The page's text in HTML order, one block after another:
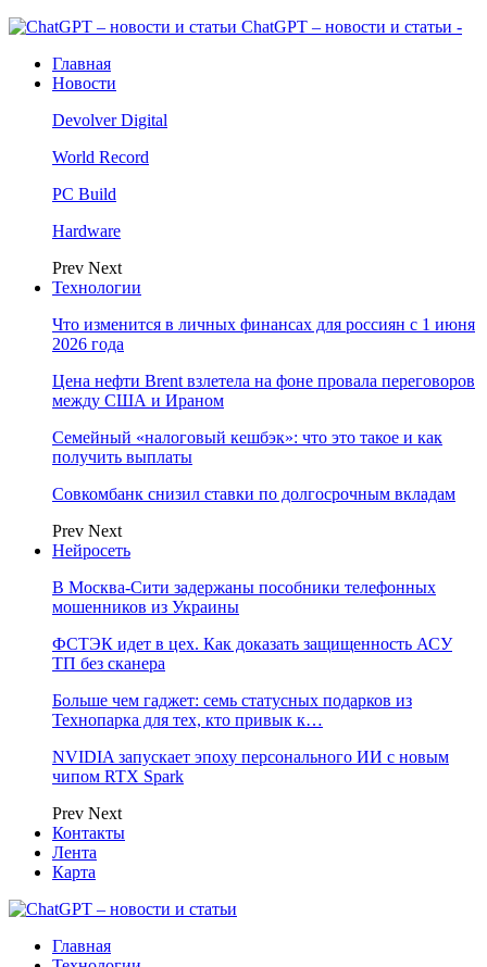
ChatGPT – новости и статьи -
Главная
Новости
Devolver Digital
World Record
PC Build
Hardware
Prev Next
Технологии
Что изменится в личных финансах для россиян с 1 июня
2026 года
Цена нефти Brent взлетела на фоне провала переговоров
между США и Ираном
Семейный «налоговый кешбэк»: что это такое и как
получить выплаты
Совкомбанк снизил ставки по долгосрочным вкладам
Prev Next
Нейросеть
В Москва-Сити задержаны пособники телефонных
мошенников из Украины
ФСТЭК идет в цех. Как доказать защищенность АСУ
ТП без сканера
Больше чем гаджет: семь статусных подарков из
Технопарка для тех, кто привык к…
NVIDIA запускает эпоху персонального ИИ с новым
чипом RTX Spark
Prev Next
Контакты
Лента
Карта
Главная